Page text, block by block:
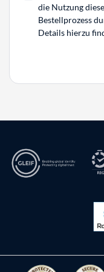
die Nutzung
Bestellprozess
Details hierzu